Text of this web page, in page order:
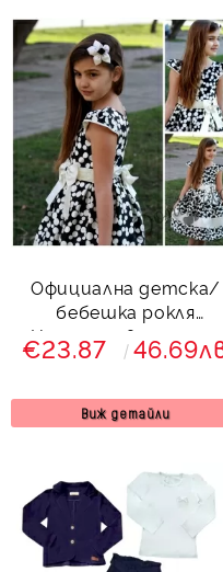
Официална детска/
бебешка рокля
Неделина в черно на
бели точки
€23.87
Виж детайли